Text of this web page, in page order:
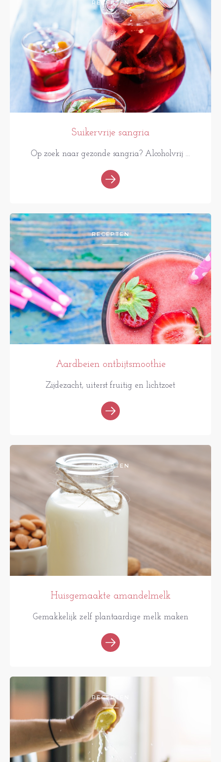
RECEPTEN
Suikervrije sangria
Op zoek naar gezonde sangria? Alcoholvrij ...
RECEPTEN
Aardbeien ontbijtsmoothie
Zijdezacht, uiterst fruitig en lichtzoet
RECEPTEN
Huisgemaakte amandelmelk
Gemakkelijk zelf plantaardige melk maken
RECEPTEN